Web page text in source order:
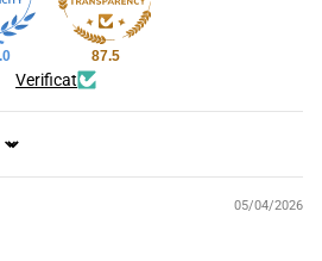
87.5
Verificat
05/04/2026